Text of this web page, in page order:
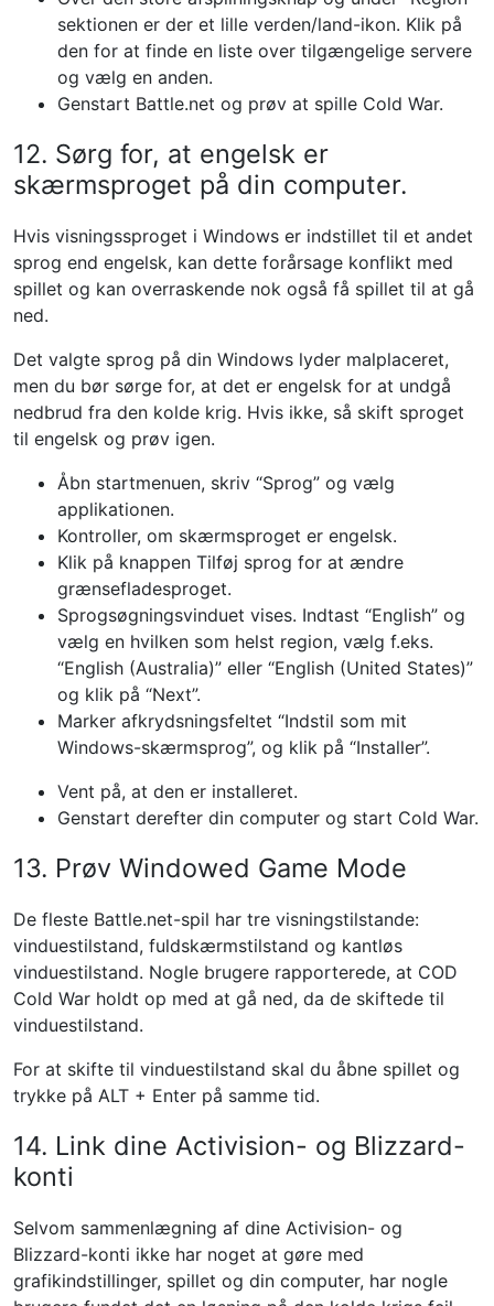
sektionen er der et lille verden/land-ikon. Klik på
den for at finde en liste over tilgængelige servere
og vælg en anden.
Genstart Battle.net og prøv at spille Cold War.
12. Sørg for, at engelsk er
skærmsproget på din computer.
Hvis visningssproget i Windows er indstillet til et andet
sprog end engelsk, kan dette forårsage konflikt med
spillet og kan overraskende nok også få spillet til at gå
ned.
Det valgte sprog på din Windows lyder malplaceret,
men du bør sørge for, at det er engelsk for at undgå
nedbrud fra den kolde krig. Hvis ikke, så skift sproget
til engelsk og prøv igen.
Åbn startmenuen, skriv “Sprog” og vælg
applikationen.
Kontroller, om skærmsproget er engelsk.
Klik på knappen Tilføj sprog for at ændre
grænsefladesproget.
Sprogsøgningsvinduet vises. Indtast “English” og
vælg en hvilken som helst region, vælg f.eks.
“English (Australia)” eller “English (United States)”
og klik på “Next”.
Marker afkrydsningsfeltet “Indstil som mit
Windows-skærmsprog”, og klik på “Installer”.
Vent på, at den er installeret.
Genstart derefter din computer og start Cold War.
13. Prøv Windowed Game Mode
De fleste Battle.net-spil har tre visningstilstande:
vinduestilstand, fuldskærmstilstand og kantløs
vinduestilstand. Nogle brugere rapporterede, at COD
Cold War holdt op med at gå ned, da de skiftede til
vinduestilstand.
For at skifte til vinduestilstand skal du åbne spillet og
trykke på ALT + Enter på samme tid.
14. Link dine Activision- og Blizzard-
konti
Selvom sammenlægning af dine Activision- og
Blizzard-konti ikke har noget at gøre med
grafikindstillinger, spillet og din computer, har nogle